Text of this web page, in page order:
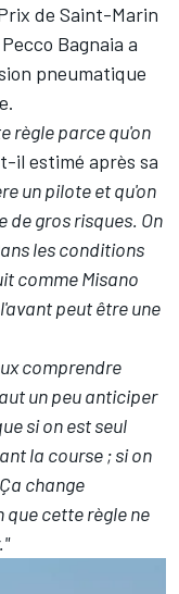
de Saint-Marin
Pecco Bagnaia a
pneumatique
règle parce qu'on
il estimé après sa
un pilote et qu'on
gros risques. On
les conditions
comme Misano
peut être une
comprendre
un peu anticiper
si on est seul
la course ; si on
change
cette règle ne